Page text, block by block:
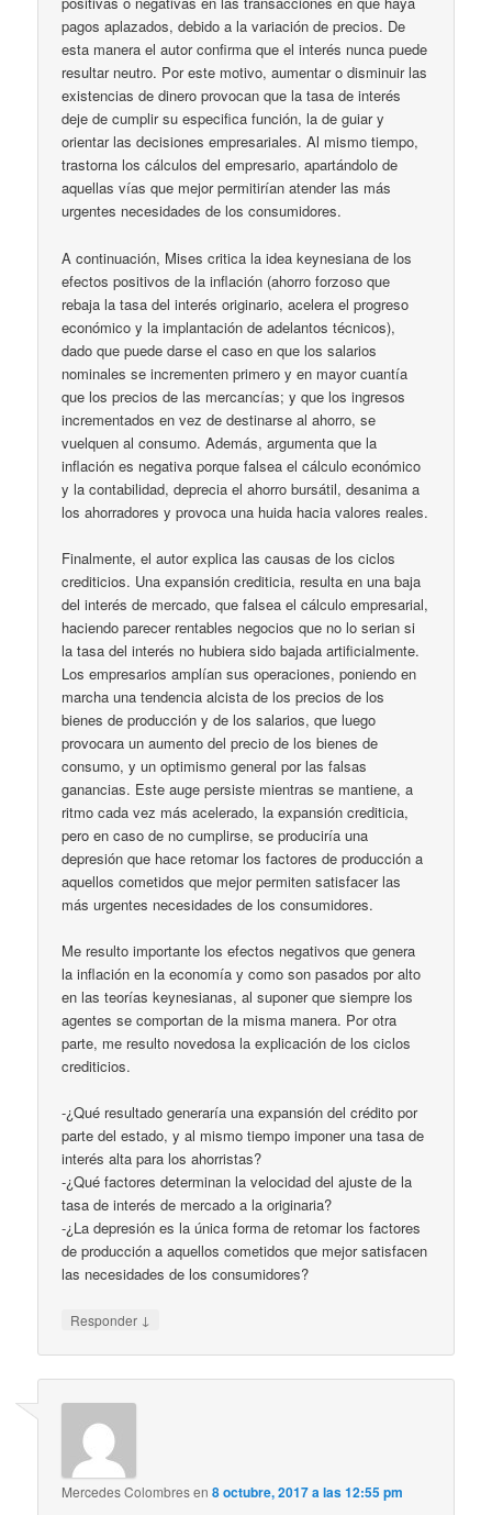
pagos aplazados, debido a la variación de precios. De
esta manera el autor confirma que el interés nunca puede
resultar neutro. Por este motivo, aumentar o disminuir las
existencias de dinero provocan que la tasa de interés
deje de cumplir su especifica función, la de guiar y
orientar las decisiones empresariales. Al mismo tiempo,
trastorna los cálculos del empresario, apartándolo de
aquellas vías que mejor permitirían atender las más
urgentes necesidades de los consumidores.
A continuación, Mises critica la idea keynesiana de los
efectos positivos de la inflación (ahorro forzoso que
rebaja la tasa del interés originario, acelera el progreso
económico y la implantación de adelantos técnicos),
dado que puede darse el caso en que los salarios
nominales se incrementen primero y en mayor cuantía
que los precios de las mercancías; y que los ingresos
incrementados en vez de destinarse al ahorro, se
vuelquen al consumo. Además, argumenta que la
inflación es negativa porque falsea el cálculo económico
y la contabilidad, deprecia el ahorro bursátil, desanima a
los ahorradores y provoca una huida hacia valores reales.
Finalmente, el autor explica las causas de los ciclos
crediticios. Una expansión crediticia, resulta en una baja
del interés de mercado, que falsea el cálculo empresarial,
haciendo parecer rentables negocios que no lo serian si
la tasa del interés no hubiera sido bajada artificialmente.
Los empresarios amplían sus operaciones, poniendo en
marcha una tendencia alcista de los precios de los
bienes de producción y de los salarios, que luego
provocara un aumento del precio de los bienes de
consumo, y un optimismo general por las falsas
ganancias. Este auge persiste mientras se mantiene, a
ritmo cada vez más acelerado, la expansión crediticia,
pero en caso de no cumplirse, se produciría una
depresión que hace retomar los factores de producción a
aquellos cometidos que mejor permiten satisfacer las
más urgentes necesidades de los consumidores.
Me resulto importante los efectos negativos que genera
la inflación en la economía y como son pasados por alto
en las teorías keynesianas, al suponer que siempre los
agentes se comportan de la misma manera. Por otra
parte, me resulto novedosa la explicación de los ciclos
crediticios.
-¿Qué resultado generaría una expansión del crédito por
parte del estado, y al mismo tiempo imponer una tasa de
interés alta para los ahorristas?
-¿Qué factores determinan la velocidad del ajuste de la
tasa de interés de mercado a la originaria?
-¿La depresión es la única forma de retomar los factores
de producción a aquellos cometidos que mejor satisfacen
las necesidades de los consumidores?
Responder ↓
Mercedes Colombresen8 octubre, 2017 a las 12:55 pm